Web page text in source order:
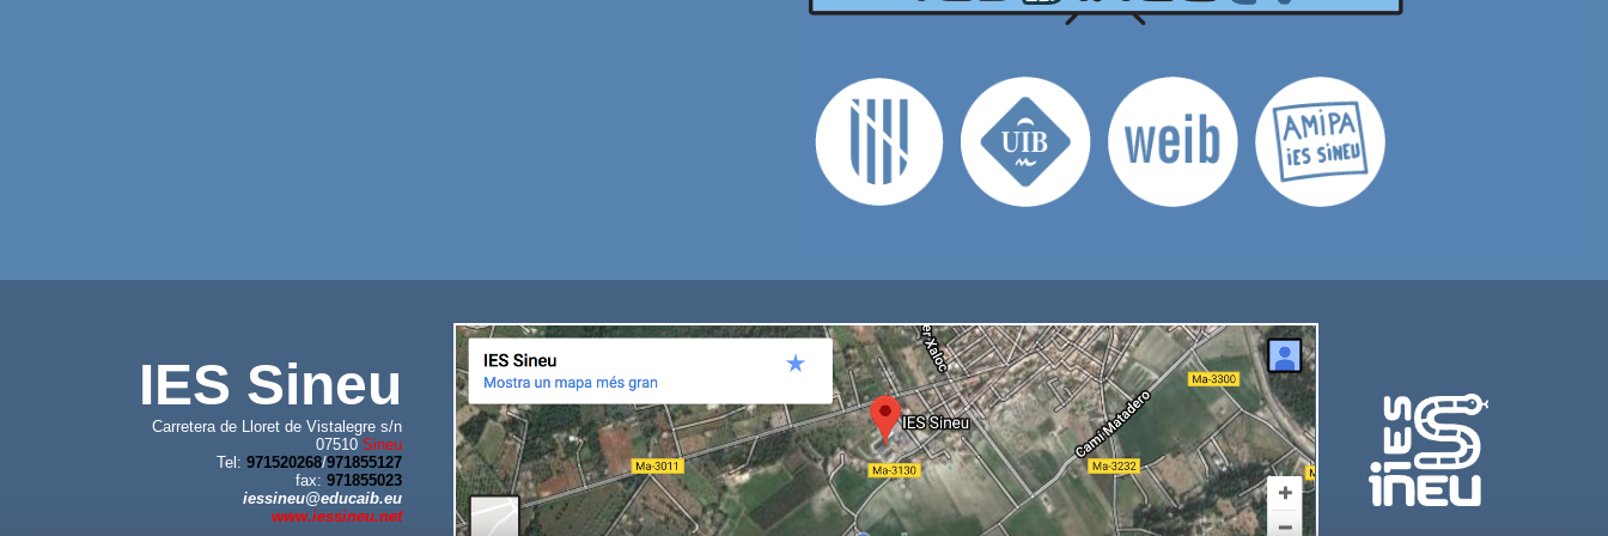
IES Sineu
Carretera de Lloret de Vistalegre s/n
07510 Sineu
Tel: 971520268/971855127
fax: 971855023
iessineu@educaib.eu
www.iessineu.net